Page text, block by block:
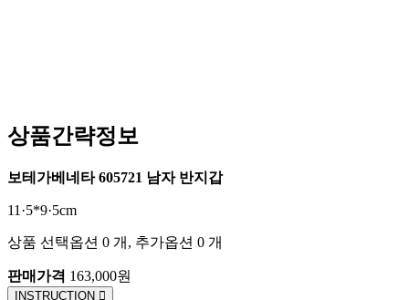
상품간략정보
보테가베네타 605721 남자 반지갑
11·5*9·5cm
상품 선택옵션 0 개, 추가옵션 0 개
판매가격 163,000원
INSTRUCTION